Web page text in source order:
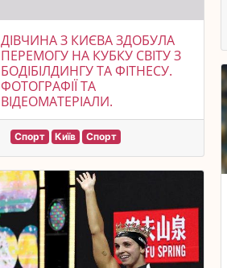
ДІВЧИНА З КИЄВА ЗДОБУЛА
ПЕРЕМОГУ НА КУБКУ СВІТУ З
БОДІБІЛДИНГУ ТА ФІТНЕСУ.
ФОТОГРАФІЇ ТА
ВІДЕОМАТЕРІАЛИ.
Спорт Київ Спорт